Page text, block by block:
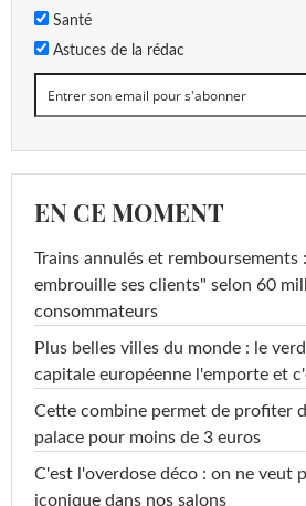
Santé
Astuces de la rédac
EN CE MOMENT
Trains annulés et remboursements
embrouille ses clients" selon 60
consommateurs
Plus belles villes du monde : le
capitale européenne l'emporte et
Cette combine permet de profiter
palace pour moins de 3 euros
C'est l'overdose déco : on ne veut
iconique dans nos salons